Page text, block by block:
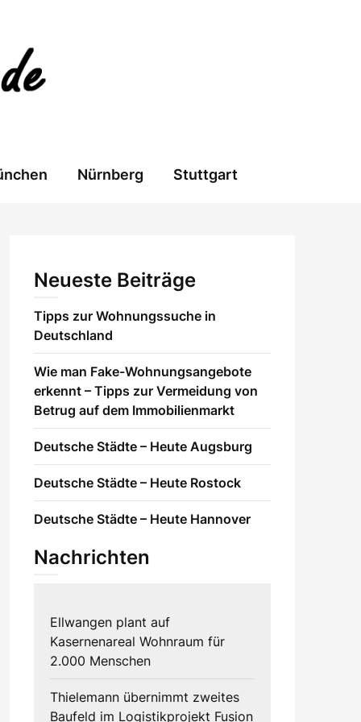
Nürnberg Stuttgart
Neueste Beiträge
Tipps zur Wohnungssuche in
Deutschland
Wie man Fake-Wohnungsangebote
erkennt – Tipps zur Vermeidung von
Betrug auf dem Immobilienmarkt
Deutsche Städte – Heute Augsburg
Deutsche Städte – Heute Rostock
Deutsche Städte – Heute Hannover
Nachrichten
Ellwangen plant auf
Kasernenareal Wohnraum für
2.000 Menschen
Thielemann übernimmt zweites
Baufeld im Logistikprojekt Fusion